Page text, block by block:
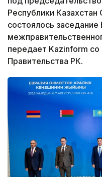
Республики
состоялось заседание
передает Kazinform
Правительства РК.